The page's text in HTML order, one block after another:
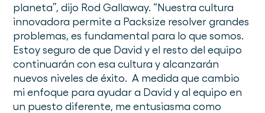
planeta”, dijo Rod Gallaway. “Nuestra cultura
innovadora permite a Packsize resolver grandes
problemas, es fundamental para lo que somos.
Estoy seguro de que David y el resto del equipo
continuarán con esa cultura y alcanzarán
nuevos niveles de éxito. A medida que cambio
mi enfoque para ayudar a David y al equipo en
un puesto diferente, me entusiasma como